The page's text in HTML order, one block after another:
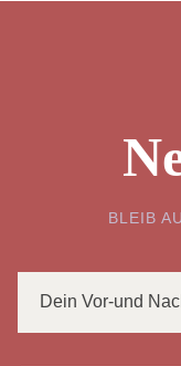
BLEIB